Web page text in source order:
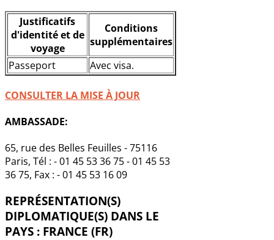
Justificatifs
d'identité et de
voyage
Conditions
supplémentaires
Passeport
Avec visa.
CONSULTER LA MISE À JOUR
AMBASSADE:
65, rue des Belles Feuilles - 75116
Paris, Tél : - 01 45 53 36 75 - 01 45 53
36 75, Fax : - 01 45 53 16 09
REPRÉSENTATION(S)
DIPLOMATIQUE(S) DANS LE
PAYS : FRANCE (FR)